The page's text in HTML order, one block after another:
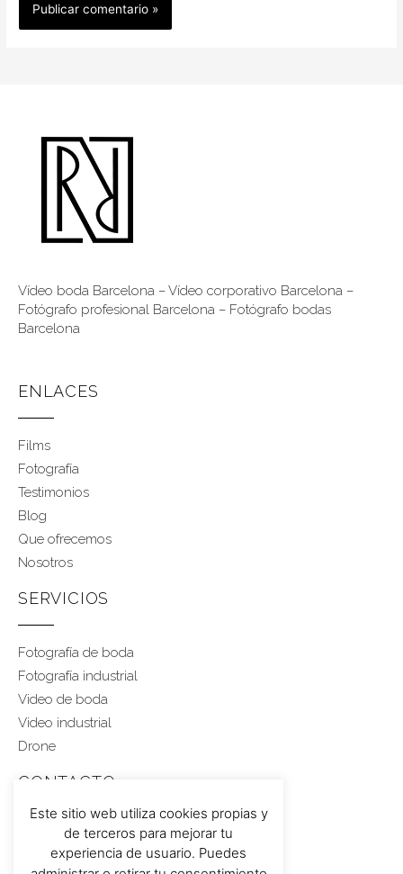
Vídeo boda Barcelona –Vídeo corporativo Barcelona –
Fotógrafo profesional Barcelona – Fotógrafo bodas
Barcelona
ENLACES
Films
Fotografía
Testimonios
Blog
Que ofrecemos
Nosotros
SERVICIOS
Fotografía de boda
Fotografía industrial
Video de boda
Video industrial
Drone
CONTACTO
Rubén 617 459 543
Este sitio web utiliza cookies propias y
de terceros para mejorar tu
experiencia de usuario. Puedes